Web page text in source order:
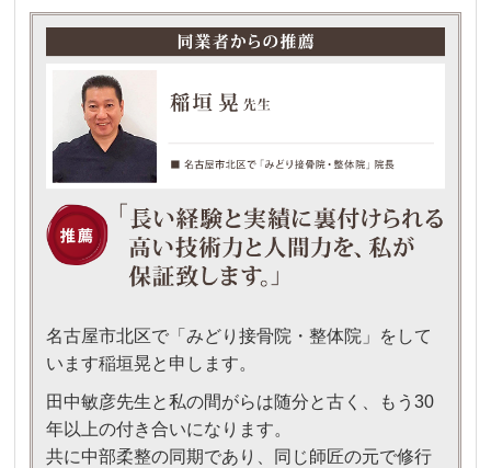
名古屋市北区で「みどり接骨院・整体院」をして
います稲垣晃と申します。
田中敏彦先生と私の間がらは随分と古く、もう30
年以上の付き合いになります。
共に中部柔整の同期であり、同じ師匠の元で修行